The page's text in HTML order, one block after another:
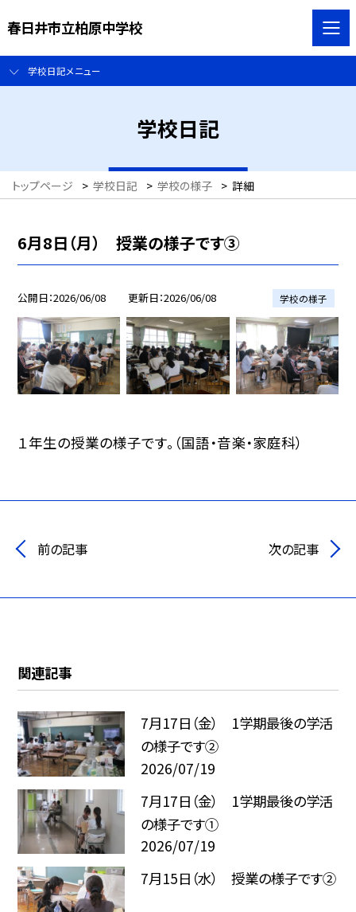
春日井市立柏原中学校
学校日記メニュー
学校日記
トップページ > 学校日記 > 学校の様子 > 詳細
6月8日（月） 授業の様子です③
公開日 2026/06/08 更新日 2026/06/08 学校の様子
１年生の授業の様子です。（国語・音楽・家庭科）
前の記事 次の記事
関連記事
7月17日（金） 1学期最後の学活
の様子です②
2026/07/19
7月17日（金） 1学期最後の学活
の様子です①
2026/07/19
7月15日（水） 授業の様子です②